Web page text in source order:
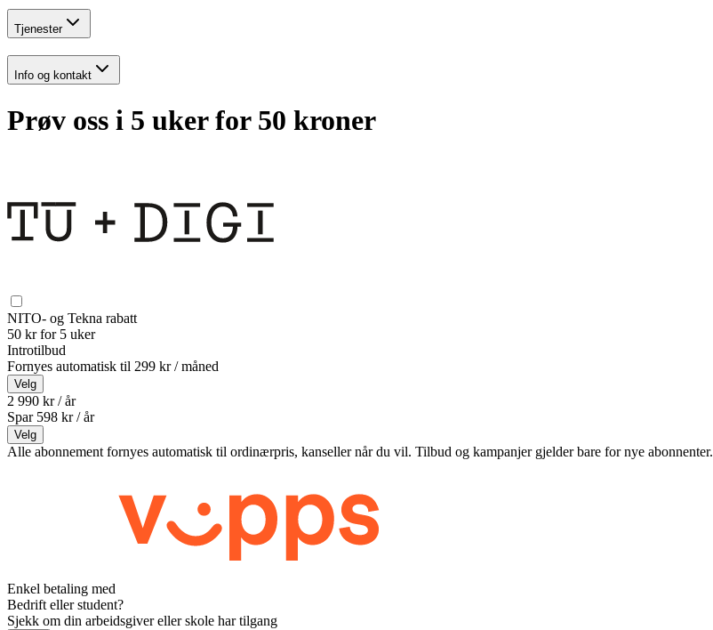
Tjenester
Info og kontakt
Prøv oss i 5 uker for 50 kroner
NITO- og Tekna rabatt
50 kr for 5 uker
Introtilbud
Fornyes automatisk til 299 kr / måned
Velg
2 990 kr / år
Spar 598 kr /år
Velg
Alle abonnement fornyes automatisk til ordinærpris, kanseller når du vil. Tilbud og kampanjer gjelder bare for nye abonnenter.
Enkel betaling med
Bedrift eller student?
Sjekk om din arbeidsgiver eller skole har tilgang